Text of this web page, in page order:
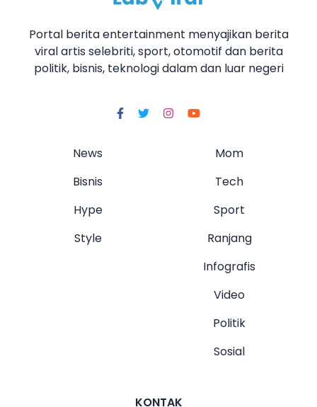
Portal berita entertainment menyajikan berita
viral artis selebriti, sport, otomotif dan berita
politik, bisnis, teknologi dalam dan luar negeri
News
Bisnis
Hype
Style
Mom
Tech
Sport
Ranjang
Infografis
Video
Politik
Sosial
KONTAK